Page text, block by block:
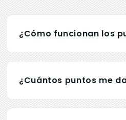
¿Cómo funcionan los
¿Cuántos puntos me